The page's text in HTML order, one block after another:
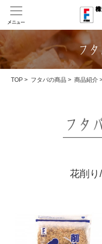
TOP > フタバの商品 >商品紹介
花削り